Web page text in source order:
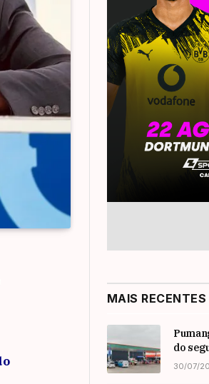
MAIS RECENTES
do
30/07/